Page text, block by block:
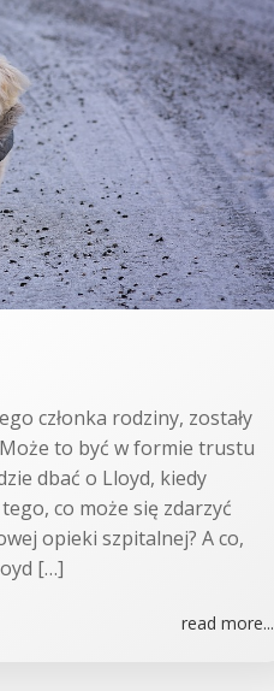
członka rodziny, zostały
Może to być w formie trustu
dbać o Lloyd, kiedy
co może się zdarzyć
opieki szpitalnej? A co,
[…]
read more...